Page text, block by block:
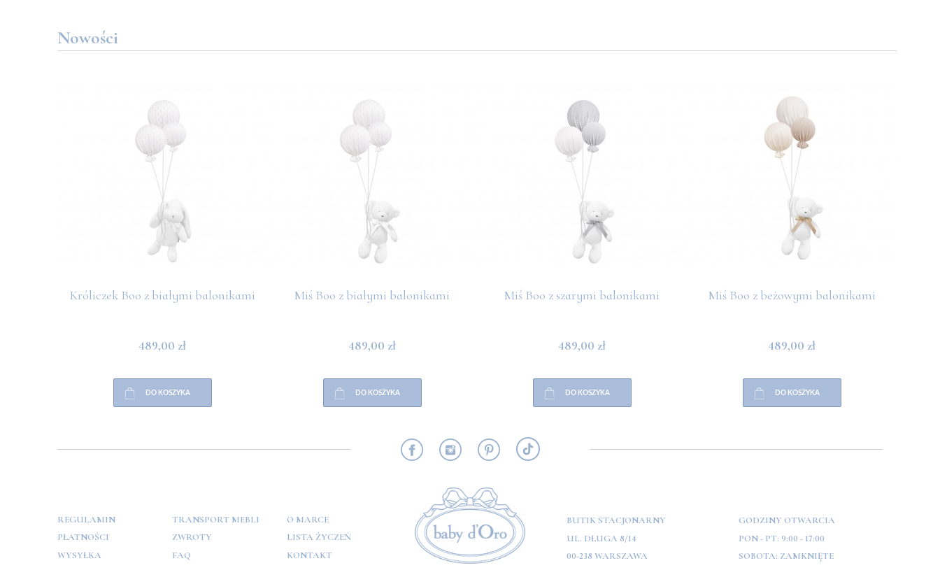
Nowości
Króliczek Boo z białymi balonikami
489,00 zł
DO KOSZYKA
Miś Boo z białymi balonikami
489,00 zł
DO KOSZYKA
Miś Boo z szarymi balonikami
489,00 zł
DO KOSZYKA
Miś Boo z beżowymi balonikami
489,00 zł
DO KOSZYKA
REGULAMIN
PŁATNOŚCI
WYSYŁKA
TRANSPORT MEBLI
ZWROTY
FAQ
O MARCE
LISTA ŻYCZEŃ
KONTAKT
BUTIK STACJONARNY
UL. DŁUGA 8/14
00-238 WARSZAWA
GODZINY OTWARCIA
PON - PT: 9:00 - 17:00
SOBOTA: ZAMKNIĘTE